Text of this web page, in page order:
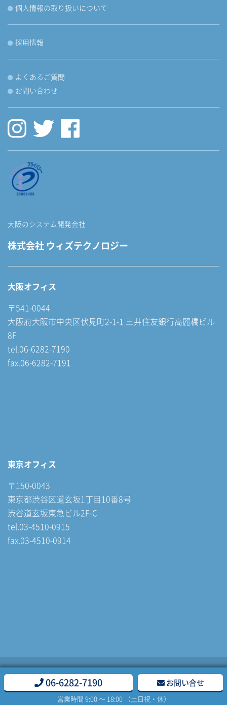
個人情報の取り扱いについて
採用情報
よくあるご質問
お問い合わせ
大阪のシステム開発会社
株式会社 ウィズテクノロジー
大阪オフィス
〒541-0044
大阪府大阪市中央区伏見町2-1-1 三井住友銀行高麗橋ビル
8F
tel.06-6282-7190
fax.06-6282-7191
東京オフィス
〒150-0043
東京都渋谷区道玄坂1丁目10番8号
渋谷道玄坂東急ビル2F-C
tel.03-4510-0915
fax.03-4510-0914
Copyright(C) 大阪のシステム開発なら 株式会社ウィズテクノロジー All Rights
Reserved.
06-6282-7190 お問い合せ
営業時間 9:00 〜 18:00 （土日祝・休）